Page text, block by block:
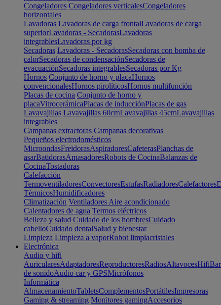
Congeladores Congeladores verticalesCongeladores
horizontales
Lavadoras Lavadoras de carga frontalLavadoras de carga
superiorLavadoras - SecadorasLavadoras
integrablesLavadoras por kg
Secadoras Lavadoras - SecadorasSecadoras con bomba de
calorSecadoras de condensaciónSecadoras de
evacuaciónSecadoras integrablesSecadoras por Kg
Hornos Conjunto de horno y placaHornos
convencionalesHornos pirolíticosHornos multifunción
Placas de cocina Conjunto de horno y
placaVitrocerámicaPlacas de inducciónPlacas de gas
Lavavajillas Lavavajillas 60cmLavavajillas 45cmLavavajillas
integrables
Campanas extractoras Campanas decorativas
Pequeños electrodomésticos
MicroondasFreidorasAspiradoresCafeterasPlanchas de
asarBatidorasAmasadoresRobots de CocinaBalanzas de
CocinaTostadoras
Calefacción
TermoventiladoresConvectoresEstufasRadiadoresCalefactores
TérmicosHumidificadores
Climatización Ventiladores Aire acondicionado
Calentadores de agua Termos eléctricos
Belleza y salud Cuidado de los hombresCuidado
cabelloCuidado dentalSalud y bienestar
Limpieza Limpieza a vaporRobot limpiacristales
Electrónica
Audio y hifi
AuricularesAdaptadoresReproductoresRadiosAltavocesHifi
de sonidoAudio car y GPSMicrófonos
Informática
AlmacenamientoTabletsComplementosPortátilesImpresoras
Gaming & streaming Monitores gamingAccesorios